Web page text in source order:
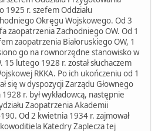
r. szefem Oddziału
Okręgu Wojskowego. Od 3
zaopatrzenia Zachodniego OW. Od 1
zaopatrzenia Białoruskiego OW, 1
go na rownorzędne stanowisko w
lutego 1928 r. został słuchaczem
RKKA. Po ich ukończeniu od 1
się w dyspozycji Zarządu Głownego
r. był wykładowcą, następnie
Zaopatrzenia Akademii
Od 2 kwietnia 1934 r. zajmował
Katedry Zaplecza tej